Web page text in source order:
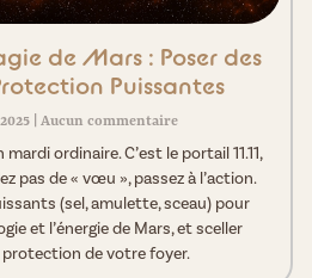
de Mars : Poser des
Puissantes
Aucun commentaire
ordinaire. C’est le portail 11.11,
pas de « vœu », passez à l’action.
(sel, amulette, sceau) pour
et l’énergie de Mars, et sceller
de votre foyer.